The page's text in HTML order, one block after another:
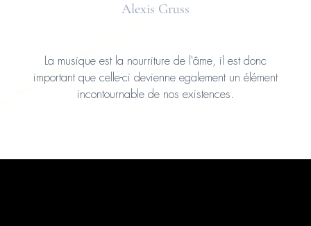
Alexis Gruss
La musique est la nourriture de l'âme, il est donc
important que celle-ci devienne egalement un élément
incontournable de nos existences.